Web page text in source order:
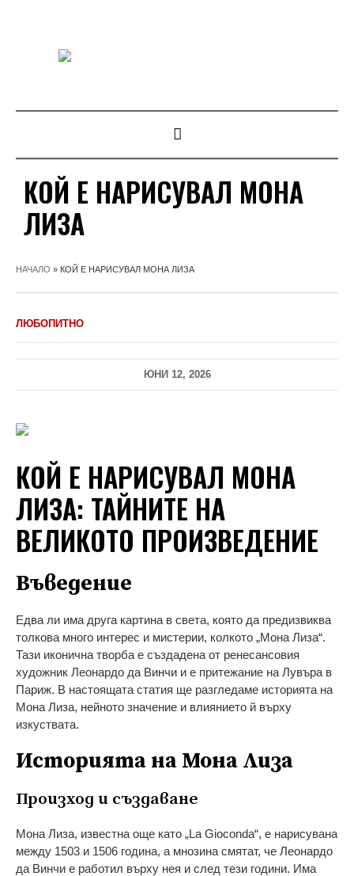
КОЙ Е НАРИСУВАЛ МОНА
ЛИЗА
НАЧАЛО » КОЙ Е НАРИСУВАЛ МОНА ЛИЗА
ЛЮБОПИТНО
ЮНИ 12, 2026
КОЙ Е НАРИСУВАЛ МОНА
ЛИЗА: ТАЙНИТЕ НА
ВЕЛИКОТО ПРОИЗВЕДЕНИЕ
Въведение
Едва ли има друга картина в света, която да предизвиква
толкова много интерес и мистерии, колкото „Мона Лиза“.
Тази иконична творба е създадена от ренесансовия
художник Леонардо да Винчи и е притежание на Лувъра в
Париж. В настоящата статия ще разгледаме историята на
Мона Лиза, нейното значение и влиянието й върху
изкуствата.
Историята на Мона Лиза
Произход и създаване
Мона Лиза, известна още като „La Gioconda“, е нарисувана
между 1503 и 1506 година, а мнозина смятат, че Леонардо
да Винчи е работил върху нея и след тези години. Има